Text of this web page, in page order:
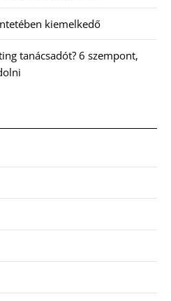
kiemelkedő
tanácsadót? 6 szempont,